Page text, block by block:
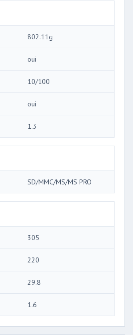
802.11g
oui
10/100
oui
1.3
SD/MMC/MS/MS PRO
305
220
29.8
1.6